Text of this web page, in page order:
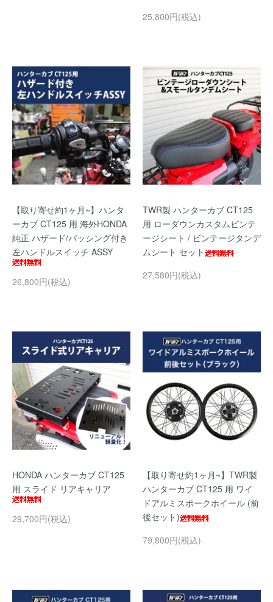
25,800円(税込)
【取り寄せ約1ヶ月~】ハンタ
ーカブ CT125 用 海外HONDA
純正 ハザード/パッシング付き
左ハンドルスイッチ ASSY
26,800円(税込)
TWR製 ハンターカブ CT125
用 ローダウンカスタムビンテ
ージシート / ビンテージタンデ
ムシート セット
27,580円(税込)
HONDA ハンターカブ CT125
用 スライド リアキャリア
29,700円(税込)
【取り寄せ約1ヶ月~】TWR製
ハンターカブ CT125 用 ワイ
ドアルミスポークホイール (前
後セット)
79,800円(税込)